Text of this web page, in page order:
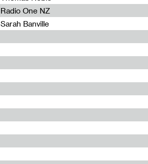
Radio One NZ
Sarah Banville